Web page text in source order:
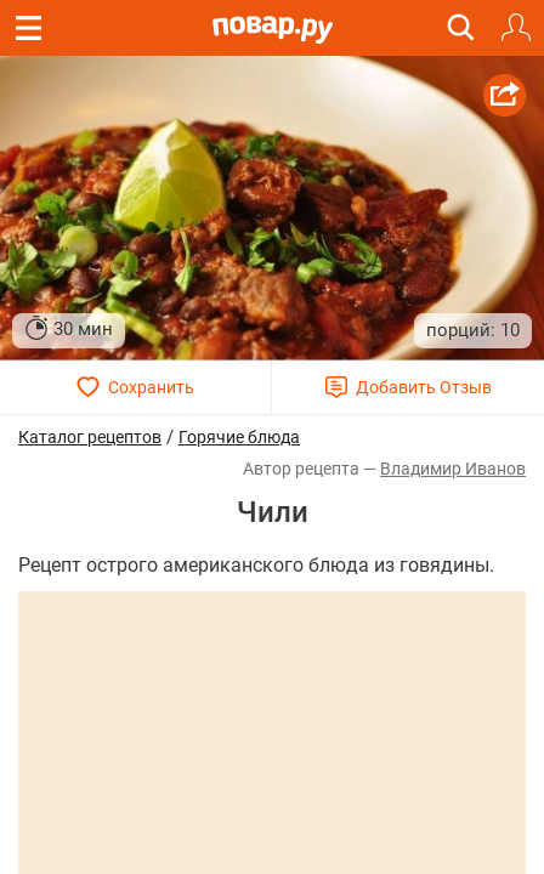
30 мин 10
Каталог рецептов / Горячие блюда
Владимир Иванов
Чили
Рецепт острого американского блюда из говядины.